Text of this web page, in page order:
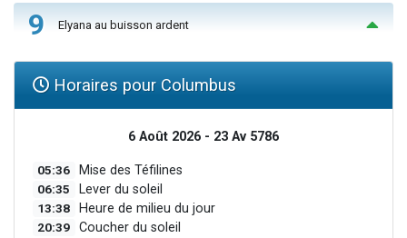
9 Elyana au buisson ardent
Horaires pour Columbus
6 Août 2026 - 23 Av 5786
05:36 Mise des Téfilines
06:35 Lever du soleil
13:38 Heure de milieu du jour
20:39 Coucher du soleil